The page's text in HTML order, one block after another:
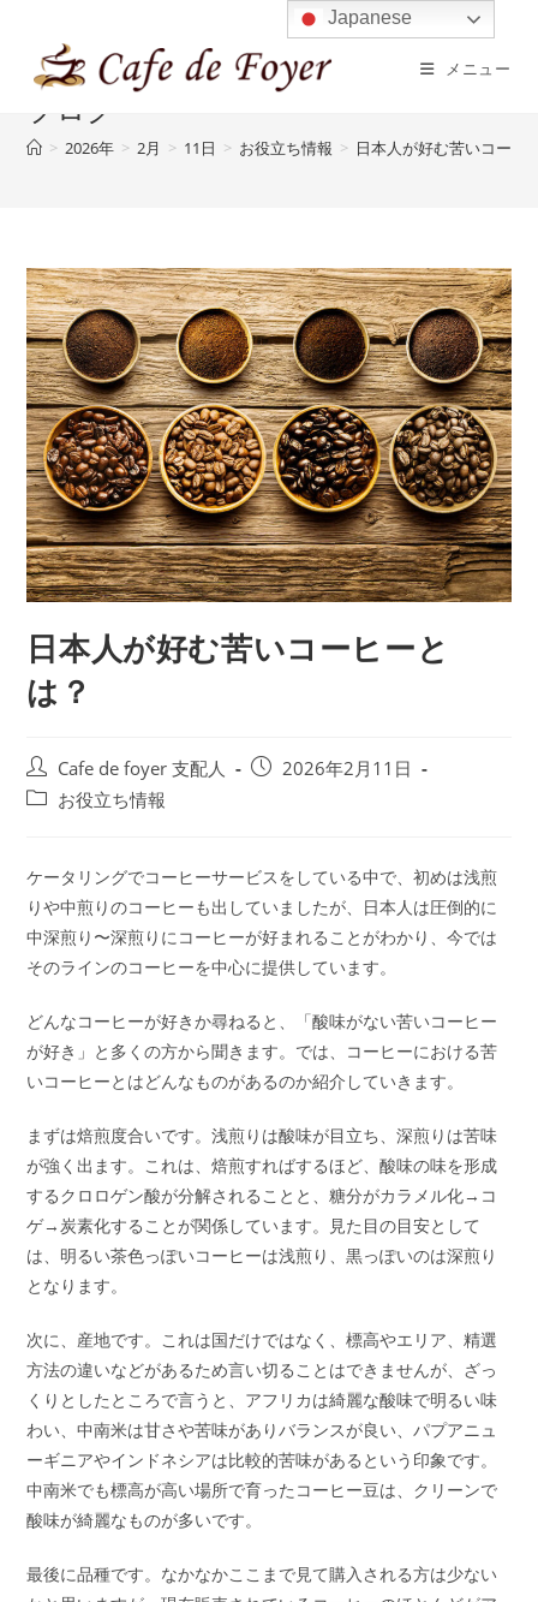
メニュー
ブログ
> 2026年 > 2月 > 11日 > お役立ち情報 > 日本人が好む苦いコーヒ
日本人が好む苦いコーヒーと
は？
投
稿
Cafe de foyer 支配人
投
日:
2026年2月11日
投
テ
ゴ
リ
ー:
お役立ち情報
ケータリングでコーヒーサービスをしている中で、初めは浅煎
りや中煎りのコーヒーも出していましたが、日本人は圧倒的に
中深煎り〜深煎りにコーヒーが好まれることがわかり、今では
そのラインのコーヒーを中心に提供しています。
どんなコーヒーが好きか尋ねると、「酸味がない苦いコーヒー
が好き」と多くの方から聞きます。では、コーヒーにおける苦
いコーヒーとはどんなものがあるのか紹介していきます。
まずは焙煎度合いです。浅煎りは酸味が目立ち、深煎りは苦味
が強く出ます。これは、焙煎すればするほど、酸味の味を形成
するクロロゲン酸が分解されることと、糖分がカラメル化→コ
ゲ→炭素化することが関係しています。見た目の目安として
は、明るい茶色っぽいコーヒーは浅煎り、黒っぽいのは深煎り
となります。
次に、産地です。これは国だけではなく、標高やエリア、精選
方法の違いなどがあるため言い切ることはできませんが、ざっ
くりとしたところで言うと、アフリカは綺麗な酸味で明るい味
わい、中南米は甘さや苦味がありバランスが良い、パプアニュ
ーギニアやインドネシアは比較的苦味があるという印象です。
中南米でも標高が高い場所で育ったコーヒー豆は、クリーンで
酸味が綺麗なものが多いです。
最後に品種です。なかなかここまで見て購入される方は少ない
Japanese